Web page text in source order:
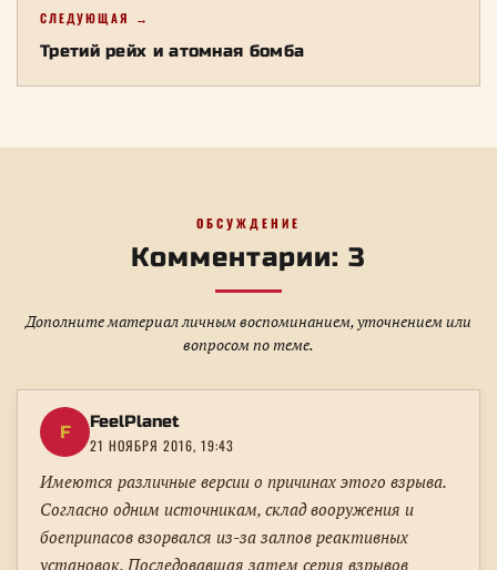
СЛЕДУЮЩАЯ →
Третий рейх и атомная бомба
ОБСУЖДЕНИЕ
Комментарии: 3
Дополните материал личным воспоминанием, уточнением или
вопросом по теме.
F FeelPlanet
21 НОЯБРЯ 2016, 19:43
Имеются различные версии о причинах этого взрыва.
Согласно одним источникам, склад вооружения и
боеприпасов взорвался из-за залпов реактивных
установок. Последовавшая затем серия взрывов